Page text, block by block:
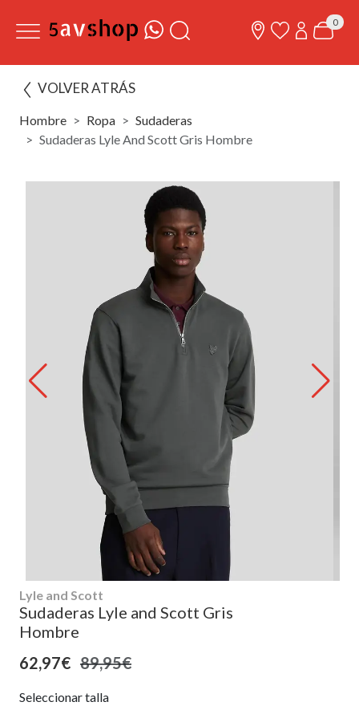
0
VOLVER ATRÁS
Hombre Ropa
Sudaderas
Sudaderas Lyle And Scott Gris Hombre
Lyle and Scott
Sudaderas Lyle and Scott Gris
Hombre
62,97€ 89,95€
Seleccionar talla